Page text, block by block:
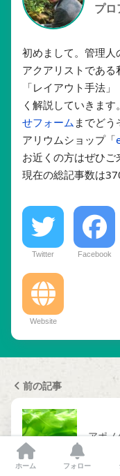
プロ
初めまして。管理人
アクアリストである
「レイアウト手法
く解説していきま
せフォーム までど
アリウムショップ「
お近くの方はぜひご
現在の総記事数は
Twitter Facebook
Website
前の記事
アポノ
ホーム フォロー